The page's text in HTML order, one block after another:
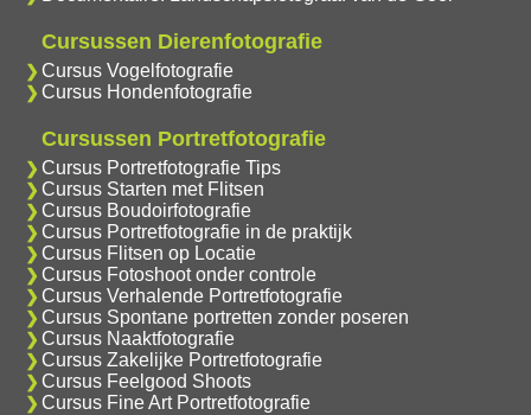
Cursussen Dierenfotografie
Cursus Vogelfotografie
Cursus Hondenfotografie
Cursussen Portretfotografie
Cursus Portretfotografie Tips
Cursus Starten met Flitsen
Cursus Boudoirfotografie
Cursus Portretfotografie in de praktijk
Cursus Flitsen op Locatie
Cursus Fotoshoot onder controle
Cursus Verhalende Portretfotografie
Cursus Spontane portretten zonder poseren
Cursus Naaktfotografie
Cursus Zakelijke Portretfotografie
Cursus Feelgood Shoots
Cursus Fine Art Portretfotografie